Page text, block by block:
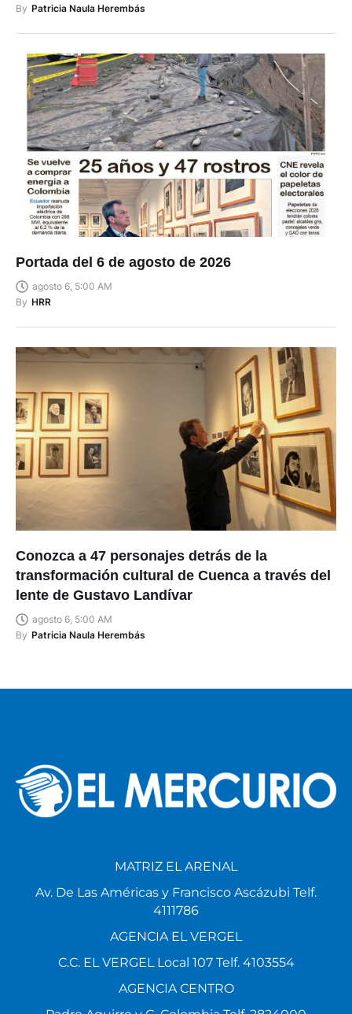
By Patricia Naula Herembás
Portada del 6 de agosto de 2026
agosto 6, 5:00 AM
By HRR
Conozca a 47 personajes detrás de la
transformación cultural de Cuenca a través del
lente de Gustavo Landívar
agosto 6, 5:00 AM
By Patricia Naula Herembás
MATRIZ EL ARENAL
Av. De Las Américas y Francisco Ascázubi Telf.
4111786
AGENCIA EL VERGEL
C.C. EL VERGEL Local 107 Telf. 4103554
AGENCIA CENTRO